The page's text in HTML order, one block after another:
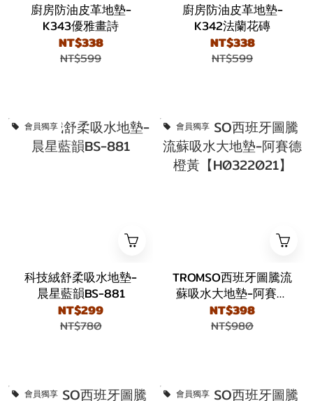
廚房防油皮革地墊-
K343優雅畫詩
NT$338
NT$599
廚房防油皮革地墊-
K342法蘭花磚
NT$338
NT$599
會員獨享
科技絨舒柔吸水地墊-
晨星藍韻BS-881
NT$299
NT$780
會員獨享
TROMSO西班牙圖騰流
蘇吸水大地墊-阿賽德
橙黃【H0322021】
NT$398
NT$980
會員獨享 會員獨享